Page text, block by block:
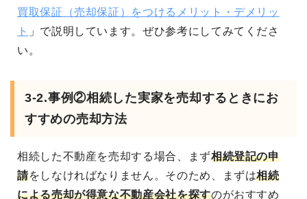
買取保証（売却保証）をつけるメリット・デメリッ
ト 」で説明しています。ぜひ参考にしてみてくださ
い。
3-2.事例②相続した実家を売却するときにお
すすめの売却方法
相続した不動産を売却する場合、まず相続登記の申
請をしなければなりません。そのため、まずは相続
による売却が得意な不動産会社を探すのがおすすめ